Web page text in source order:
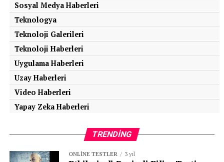
Sosyal Medya Haberleri
Teknologya
Teknoloji Galerileri
Teknoloji Haberleri
Uygulama Haberleri
Uzay Haberleri
Video Haberleri
Yapay Zeka Haberleri
TRENDING
ONLINE TESTLER 3 yıl